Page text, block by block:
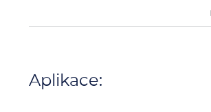
Aplikace: